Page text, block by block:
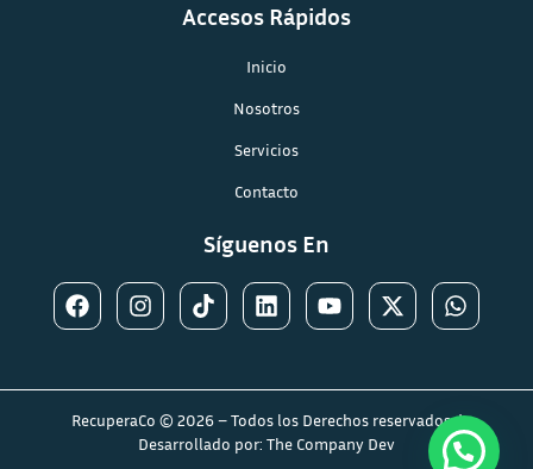
Accesos Rápidos
Inicio
Nosotros
Servicios
Contacto
Síguenos En
RecuperaCo © 2026 – Todos los Derechos reservados. |
Desarrollado por: The Company Dev